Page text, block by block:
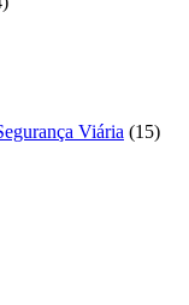
Viária (15)